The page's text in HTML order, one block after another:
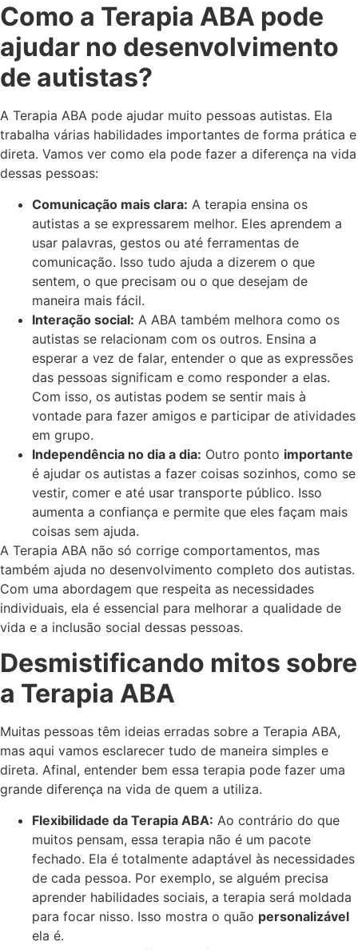
Como a Terapia ABA pode
ajudar no desenvolvimento
de autistas?
A Terapia ABA pode ajudar muito pessoas autistas. Ela
trabalha várias habilidades importantes de forma prática e
direta. Vamos ver como ela pode fazer a diferença na vida
dessas pessoas:
Comunicação mais clara: A terapia ensina os
autistas a se expressarem melhor. Eles aprendem a
usar palavras, gestos ou até ferramentas de
comunicação. Isso tudo ajuda a dizerem o que
sentem, o que precisam ou o que desejam de
maneira mais fácil.
Interação social: A ABA também melhora como os
autistas se relacionam com os outros. Ensina a
esperar a vez de falar, entender o que as expressões
das pessoas significam e como responder a elas.
Com isso, os autistas podem se sentir mais à
vontade para fazer amigos e participar de atividades
em grupo.
Independência no dia a dia: Outro ponto importante
é ajudar os autistas a fazer coisas sozinhos, como se
vestir, comer e até usar transporte público. Isso
aumenta a confiança e permite que eles façam mais
coisas sem ajuda.
A Terapia ABA não só corrige comportamentos, mas
também ajuda no desenvolvimento completo dos autistas.
Com uma abordagem que respeita as necessidades
individuais, ela é essencial para melhorar a qualidade de
vida e a inclusão social dessas pessoas.
Desmistificando mitos sobre
a Terapia ABA
Muitas pessoas têm ideias erradas sobre a Terapia ABA,
mas aqui vamos esclarecer tudo de maneira simples e
direta. Afinal, entender bem essa terapia pode fazer uma
grande diferença na vida de quem a utiliza.
Flexibilidade da Terapia ABA: Ao contrário do que
muitos pensam, essa terapia não é um pacote
fechado. Ela é totalmente adaptável às necessidades
de cada pessoa. Por exemplo, se alguém precisa
aprender habilidades sociais, a terapia será moldada
para focar nisso. Isso mostra o quão personalizável
ela é.